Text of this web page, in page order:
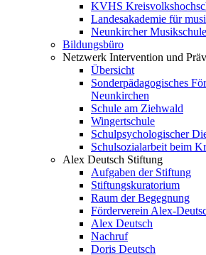
KVHS
Landesakademie für
Neunkircher Musikschule
Bildungsbüro
Netzwerk Intervention und
Übersicht
Sonderpädagogisches
Neunkirchen
Schule am Ziehwald
Wingertschule
Schulpsychologischer
Schulsozialarbeit beim
Alex Deutsch Stiftung
Aufgaben der Stiftung
Stiftungskuratorium
Raum der Begegnung
Förderverein Alex-
Alex Deutsch
Nachruf
Doris Deutsch